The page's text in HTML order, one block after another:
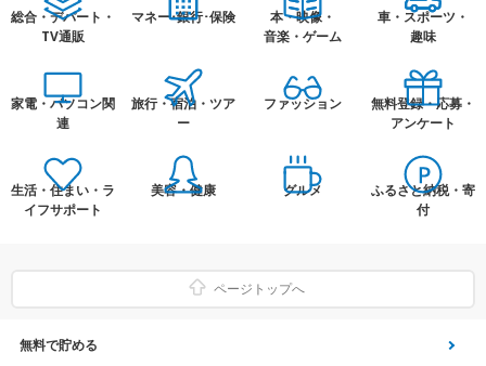
総合・デパート・
TV通販
マネー･銀行･保険
本・映像・
音楽・ゲーム
車・スポーツ・
趣味
家電・パソコン関
連
旅行・宿泊・ツア
ー
ファッション
無料登録・応募・
アンケート
生活・住まい・ラ
イフサポート
美容・健康 グルメ
ふるさと納税・寄
付
ページトップへ
無料で貯める